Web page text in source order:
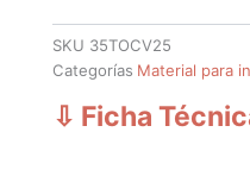
SKU 35TOCV25
Categorías Material para
⇩ Ficha